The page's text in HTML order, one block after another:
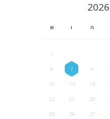
2026
ה ו ש
1
6
7
8
13
14
15
20
21
22
27
28
29